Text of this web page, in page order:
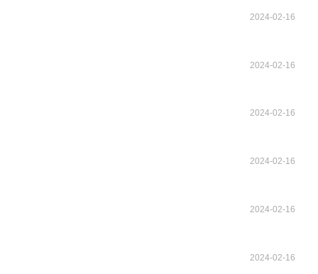
2024-02-16
2024-02-16
2024-02-16
2024-02-16
2024-02-16
2024-02-16